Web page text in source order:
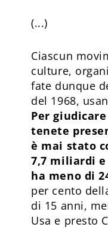
(...)
Ciascun
culture,
fate dunque
del 1968,
Per
tenete
è mai stato
7,7 miliardi
ha meno di
per cento
di 15 anni,
Usa e presto